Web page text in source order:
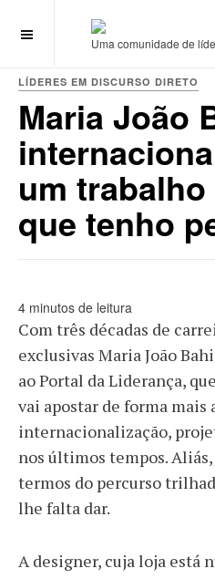
Uma comunidade de
LÍDERES EM DISCURSO DIRETO
Maria João
um
que tenho
4 minutos de leitura
Com três décadas de
exclusivas Maria João
ao Portal da Liderança,
vai apostar de forma mais
internacionalização,
nos últimos tempos.
termos do percurso
lhe falta dar.
A designer, cuja loja está